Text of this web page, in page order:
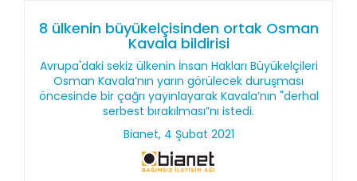
8 ülkenin büyükelçisinden ortak Osman
Kavala bildirisi
Avrupa'daki sekiz ülkenin İnsan Hakları Büyükelçileri
Osman Kavala’nın yarın görülecek duruşması
öncesinde bir çağrı yayınlayarak Kavala’nın "derhal
serbest bırakılması”nı istedi.
Bianet, 4 Şubat 2021